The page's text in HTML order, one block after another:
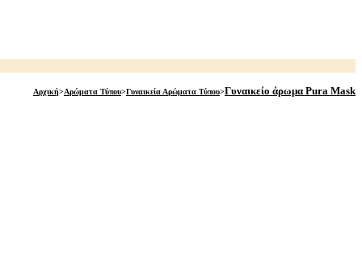
Αρχική>Αρώματα Τύπου>Γυναικεία Αρώματα Τύπου>Γυναικείο άρωμα Pura Mask